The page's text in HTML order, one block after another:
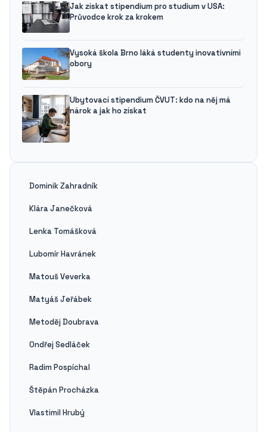
Jak získat stipendium pro studium v USA:
Průvodce krok za krokem
Vysoká škola Brno láká studenty inovativními
obory
Ubytovací stipendium ČVUT: kdo na něj má
nárok a jak ho získat
Dominik Zahradník
Klára Janečková
Lenka Tomášková
Lubomír Havránek
Matouš Veverka
Matyáš Jeřábek
Metoděj Doubrava
Ondřej Sedláček
Radim Pospíchal
Štěpán Procházka
Vlastimil Hrubý